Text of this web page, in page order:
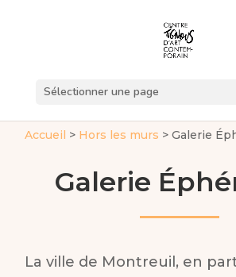
Sélectionner une page
Accueil > Hors les murs >Galerie
Galerie
La ville de Montreuil, en